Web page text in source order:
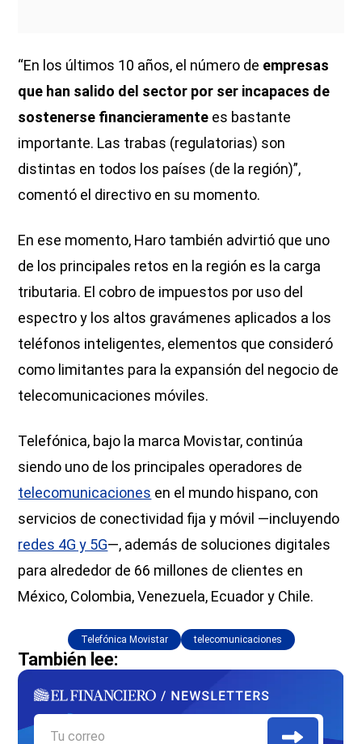
“En los últimos 10 años, el número de empresas
que han salido del sector por ser incapaces de
sostenerse financieramente es bastante
importante. Las trabas (regulatorias) son
distintas en todos los países (de la región)”,
comentó el directivo en su momento.
En ese momento, Haro también advirtió que uno
de los principales retos en la región es la carga
tributaria. El cobro de impuestos por uso del
espectro y los altos gravámenes aplicados a los
teléfonos inteligentes, elementos que consideró
como limitantes para la expansión del negocio de
telecomunicaciones móviles.
Telefónica, bajo la marca Movistar, continúa
siendo uno de los principales operadores de
telecomunicaciones en el mundo hispano, con
servicios de conectividad fija y móvil —incluyendo
redes 4G y 5G—, además de soluciones digitales
para alrededor de 66 millones de clientes en
México, Colombia, Venezuela, Ecuador y Chile.
Telefónica Movistar telecomunicaciones
También lee: